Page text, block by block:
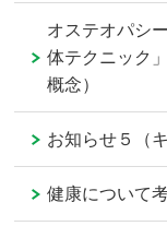
オステオパシ
体テクニック
概念）
お知らせ５（
健康について